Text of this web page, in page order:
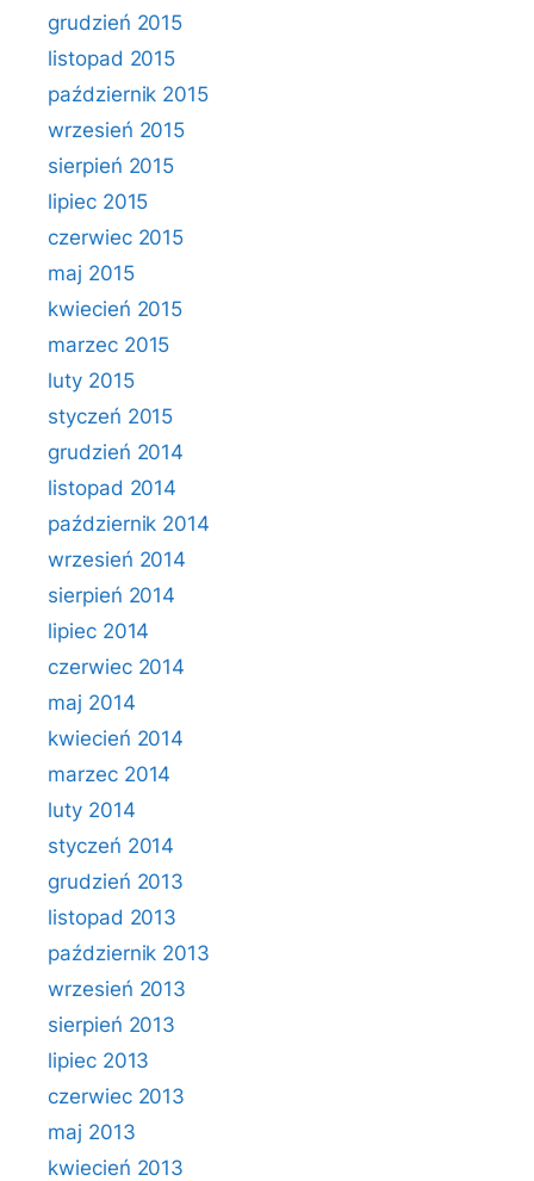
grudzień 2015
listopad 2015
październik 2015
wrzesień 2015
sierpień 2015
lipiec 2015
czerwiec 2015
maj 2015
kwiecień 2015
marzec 2015
luty 2015
styczeń 2015
grudzień 2014
listopad 2014
październik 2014
wrzesień 2014
sierpień 2014
lipiec 2014
czerwiec 2014
maj 2014
kwiecień 2014
marzec 2014
luty 2014
styczeń 2014
grudzień 2013
listopad 2013
październik 2013
wrzesień 2013
sierpień 2013
lipiec 2013
czerwiec 2013
maj 2013
kwiecień 2013